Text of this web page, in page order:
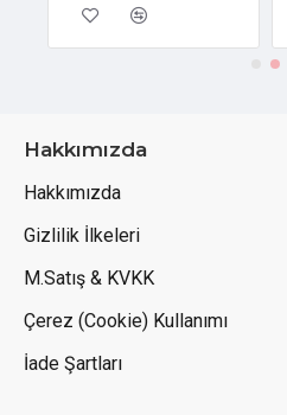
Hakkımızda
Hakkımızda
Gizlilik İlkeleri
M.Satış & KVKK
Çerez (Cookie) Kullanımı
İade Şartları